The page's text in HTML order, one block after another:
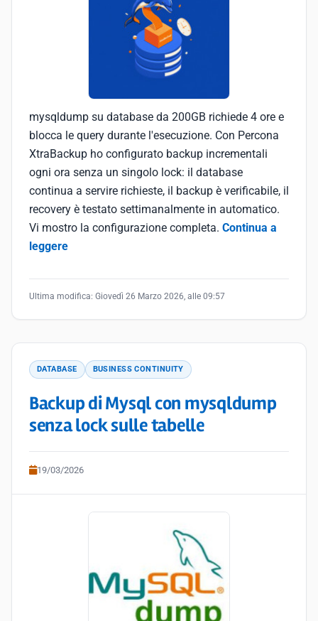
mysqldump su database da 200GB richiede 4 ore e
blocca le query durante l'esecuzione. Con Percona
XtraBackup ho configurato backup incrementali
ogni ora senza un singolo lock: il database
continua a servire richieste, il backup è verificabile, il
recovery è testato settimanalmente in automatico.
Vi mostro la configurazione completa. Continua a
leggere
Ultima modifica: Giovedì 26 Marzo 2026, alle 09:57
DATABASE BUSINESS CONTINUITY
Backup di Mysql con mysqldump
senza lock sulle tabelle
19/03/2026